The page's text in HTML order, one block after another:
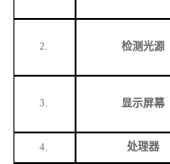
2. 检测光源
3. 显示屏幕
4. 处理器